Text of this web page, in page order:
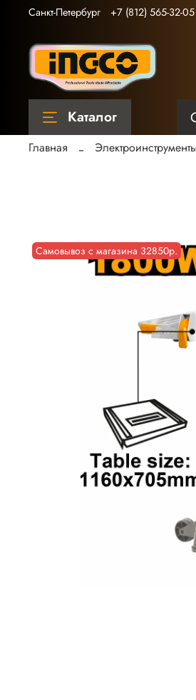
Санкт-Петербург +7 (812) 565-32-05
Каталог
Главная
Самовывоз с магазина 32850р.